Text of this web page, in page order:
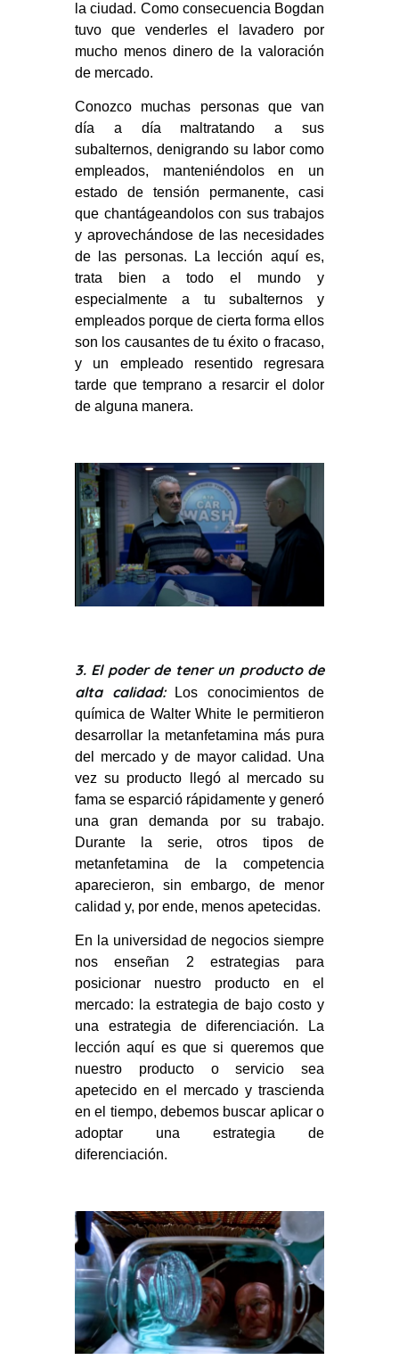
la ciudad. Como consecuencia Bogdan
tuvo que venderles el lavadero por
mucho menos dinero de la valoración
de mercado.
Conozco muchas personas que van
día a día maltratando a sus
subalternos, denigrando su labor como
empleados, manteniéndolos en un
estado de tensión permanente, casi
que chantágeandolos con sus trabajos
y aprovechándose de las necesidades
de las personas. La lección aquí es,
trata bien a todo el mundo y
especialmente a tu subalternos y
empleados porque de cierta forma ellos
son los causantes de tu éxito o fracaso,
y un empleado resentido regresara
tarde que temprano a resarcir el dolor
de alguna manera.
3. El poder de tener un producto de
alta calidad:
Los conocimientos de
química de Walter White le permitieron
desarrollar la metanfetamina más pura
del mercado y de mayor calidad. Una
vez su producto llegó al mercado su
fama se esparció rápidamente y generó
una gran demanda por su trabajo.
Durante la serie, otros tipos de
metanfetamina de la competencia
aparecieron, sin embargo, de menor
calidad y, por ende, menos apetecidas.
En la universidad de negocios siempre
nos enseñan 2 estrategias para
posicionar nuestro producto en el
mercado: la estrategia de bajo costo y
una estrategia de diferenciación. La
lección aquí es que si queremos que
nuestro producto o servicio sea
apetecido en el mercado y trascienda
en el tiempo, debemos buscar aplicar o
adoptar una estrategia de
diferenciación.